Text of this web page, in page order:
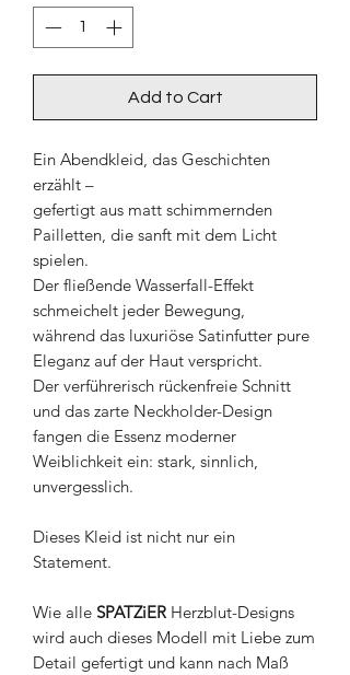
Add to Cart
Ein Abendkleid, das Geschichten
erzählt –
gefertigt aus matt schimmernden
Pailletten, die sanft mit dem Licht
spielen.
Der fließende Wasserfall-Effekt
schmeichelt jeder Bewegung,
während das luxuriöse Satinfutter pure
Eleganz auf der Haut verspricht.
Der verführerisch rückenfreie Schnitt
und das zarte Neckholder-Design
fangen die Essenz moderner
Weiblichkeit ein: stark, sinnlich,
unvergesslich.
Dieses Kleid ist nicht nur ein
Statement.
Wie alle SPATZiER Herzblut-Designs
wird auch dieses Modell mit Liebe zum
Detail gefertigt und kann nach Maß